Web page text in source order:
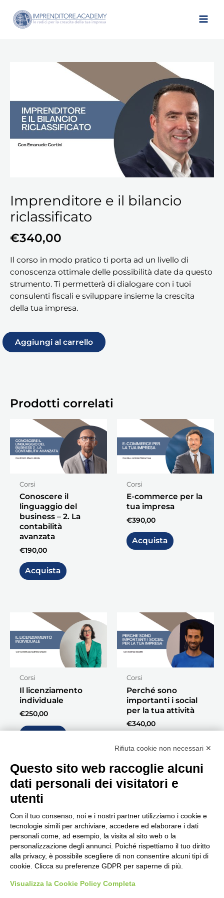
contenuto
Imprenditore e il bilancio
riclassificato
€340,00
Il corso in modo pratico ti porta ad un livello di
conoscenza ottimale delle possibilità date da questo
strumento. Ti permetterà di dialogare con i tuoi
consulenti fiscali e sviluppare insieme la crescita
della tua impresa.
Imprenditore
bilancio
riclassificato
quantità
Aggiungi al carrello
Prodotti correlati
Corsi
Conoscere il
linguaggio del
business – 2. La
contabilità
avanzata
€190,00
Acquista
Corsi
E-commerce per la
tua impresa
€390,00
Acquista
Corsi
Il licenziamento
individuale
€250,00
Corsi
Perché sono
importanti i social
per la tua attività
€340,00
Acquista
Seguici, siamo in continuo
aggiornamento...
Rifiuta cookie non necessari ✕
Questo sito web raccoglie alcuni
dati personali dei visitatori e
utenti
Con il tuo consenso, noi e i nostri partner utilizziamo i cookie e
tecnologie simili per archiviare, accedere ed elaborare i dati
personali come, ad esempio, la visita al sito web o la
personalizzazione degli annunci. Poiché rispettiamo il tuo diritto
alla privacy, è possibile scegliere di non consentire alcuni tipi di
cookie. Clicca su preferenze GDPR per saperne di più.
Visualizza la Cookie Policy Completa